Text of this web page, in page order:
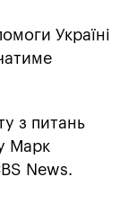
Україні
з питань
Марк
News.